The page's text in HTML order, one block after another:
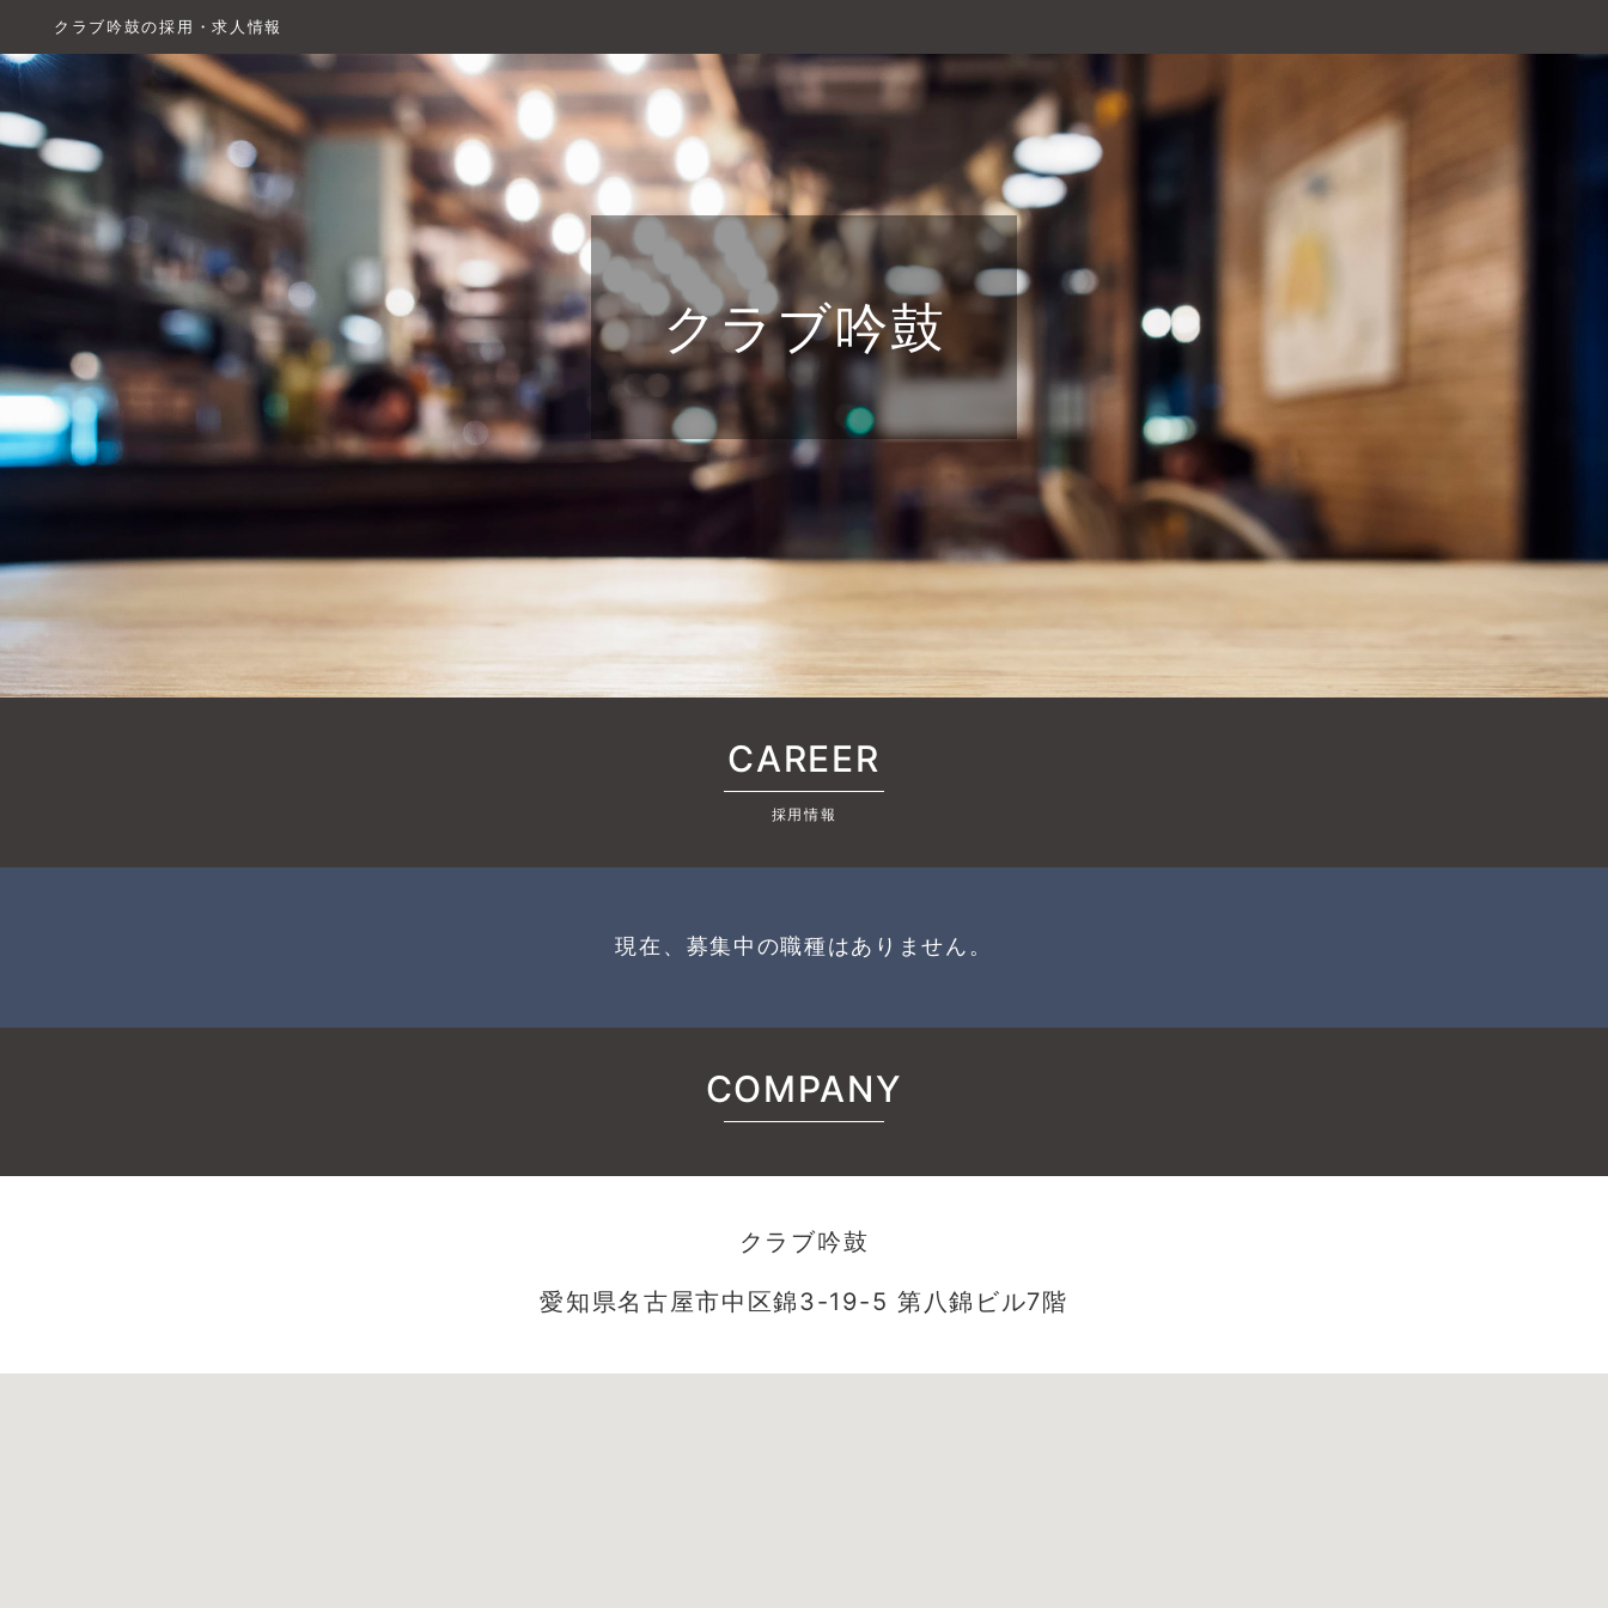
クラブ吟鼓の採用・求人情報
クラブ吟鼓
CAREER
採用情報
現在、募集中の職種はありません。
COMPANY
クラブ吟鼓
愛知県名古屋市中区錦3-19-5 第八錦ビル7階